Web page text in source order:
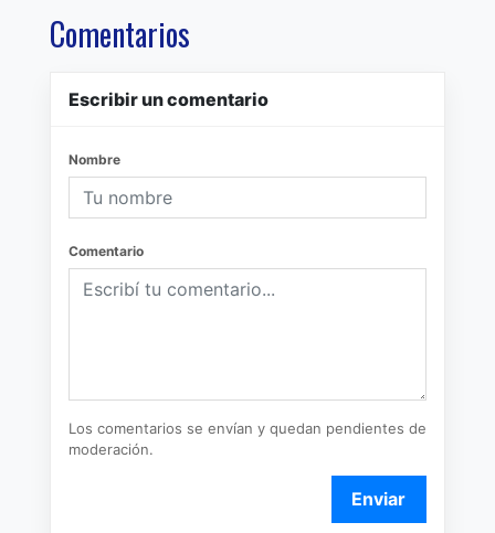
Comentarios
Escribir un comentario
Nombre
Comentario
Los comentarios se envían y quedan pendientes de
moderación.
Enviar